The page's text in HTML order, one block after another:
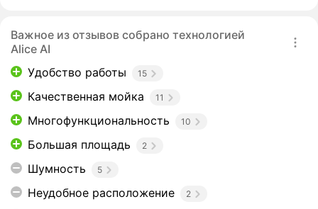
Важное из отзывов собрано технологией
Alice AI
Удобство работы
15
Качественная мойка 11
Многофункциональность 10
Большая площадь 2
Шумность 5
Неудобное расположение 2